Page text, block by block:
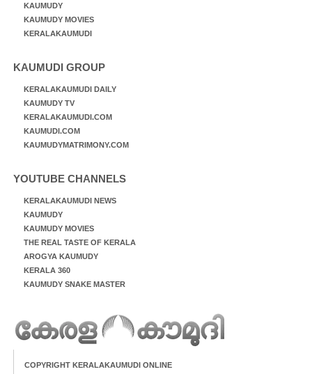
KAUMUDY
KAUMUDY MOVIES
KERALAKAUMUDI
KAUMUDI GROUP
KERALAKAUMUDI DAILY
KAUMUDY TV
KERALAKAUMUDI.COM
KAUMUDI.COM
KAUMUDYMATRIMONY.COM
YOUTUBE CHANNELS
KERALAKAUMUDI NEWS
KAUMUDY
KAUMUDY MOVIES
THE REAL TASTE OF KERALA
AROGYA KAUMUDY
KERALA 360
KAUMUDY SNAKE MASTER
COPYRIGHT KERALAKAUMUDI ONLINE